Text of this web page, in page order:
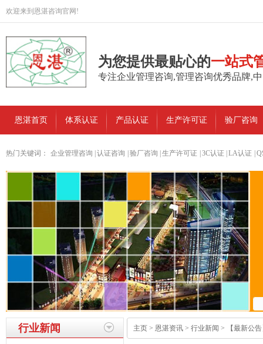
欢迎来到恩湛咨询官网!
为您提供最贴心的一站式
专注企业管理咨询,管理咨询优秀品牌,
恩湛首页 体系认证 产品认证 生产许可证 验厂咨询
热门关键词： 企业管理咨询 认证咨询 验厂咨询 生产许可证 3C认证 LA认证
行业新闻 主页 > 恩湛资讯 > 行业新闻 > 【最新公